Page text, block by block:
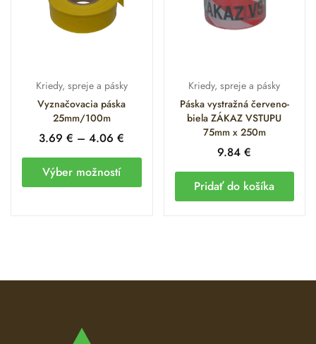
Kriedy, spreje a pásky
Vyznačovacia páska
25mm/100m
3.69€ – 4.06€
Výber možností
Kriedy, spreje a pásky
Páska vystražná červeno-
biela ZÁKAZ VSTUPU
75mm x 250m
9.84€
Pridať do košíka